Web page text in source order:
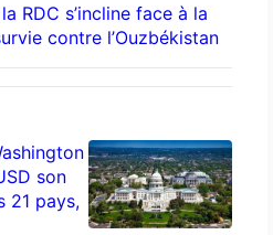
RDC s’incline face à la
contre l’Ouzbékistan
son
21 pays,